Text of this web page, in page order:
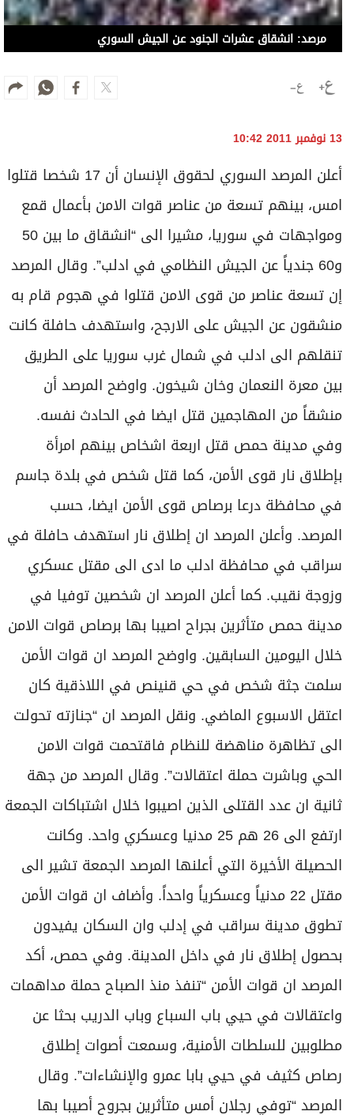
مرصد: انشقاق عشرات الجنود عن الجيش السوري
13 نوفمبر 2011 10:42
أعلن المرصد السوري لحقوق الإنسان أن 17 شخصا قتلوا
امس، بينهم تسعة من عناصر قوات الامن بأعمال قمع
ومواجهات في سوريا، مشيرا الى “انشقاق ما بين 50
و60 جندياً عن الجيش النظامي في ادلب”. وقال المرصد
إن تسعة عناصر من قوى الامن قتلوا في هجوم قام به
منشقون عن الجيش على الارجح، واستهدف حافلة كانت
تنقلهم الى ادلب في شمال غرب سوريا على الطريق
بين معرة النعمان وخان شيخون. واوضح المرصد أن
منشقاً من المهاجمين قتل ايضا في الحادث نفسه.
وفي مدينة حمص قتل اربعة اشخاص بينهم امرأة
بإطلاق نار قوى الأمن، كما قتل شخص في بلدة جاسم
في محافظة درعا برصاص قوى الأمن ايضا، حسب
المرصد. وأعلن المرصد ان إطلاق نار استهدف حافلة في
سراقب في محافظة ادلب ما ادى الى مقتل عسكري
وزوجة نقيب. كما أعلن المرصد ان شخصين توفيا في
مدينة حمص متأثرين بجراح اصيبا بها برصاص قوات الامن
خلال اليومين السابقين. واوضح المرصد ان قوات الأمن
سلمت جثة شخص في حي قنينص في اللاذقية كان
اعتقل الاسبوع الماضي. ونقل المرصد ان “جنازته تحولت
الى تظاهرة مناهضة للنظام فاقتحمت قوات الامن
الحي وباشرت حملة اعتقالات”. وقال المرصد من جهة
ثانية ان عدد القتلى الذين اصيبوا خلال اشتباكات الجمعة
ارتفع الى 26 هم 25 مدنيا وعسكري واحد. وكانت
الحصيلة الأخيرة التي أعلنها المرصد الجمعة تشير الى
مقتل 22 مدنياً وعسكرياً واحداً. وأضاف ان قوات الأمن
تطوق مدينة سراقب في إدلب وان السكان يفيدون
بحصول إطلاق نار في داخل المدينة. وفي حمص، أكد
المرصد ان قوات الأمن “تنفذ منذ الصباح حملة مداهمات
واعتقالات في حيي باب السباع وباب الدريب بحثا عن
مطلوبين للسلطات الأمنية، وسمعت أصوات إطلاق
رصاص كثيف في حيي بابا عمرو والإنشاءات”. وقال
المرصد “توفي رجلان أمس متأثرين بجروح أصيبا بها